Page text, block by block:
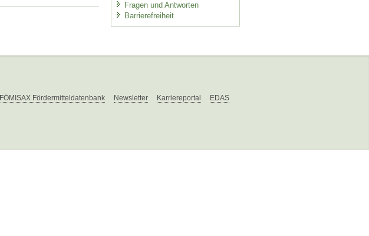
Fragen und Antworten
Barrierefreiheit
FÖMISAX Fördermitteldatenbank Newsletter Karriereportal EDAS